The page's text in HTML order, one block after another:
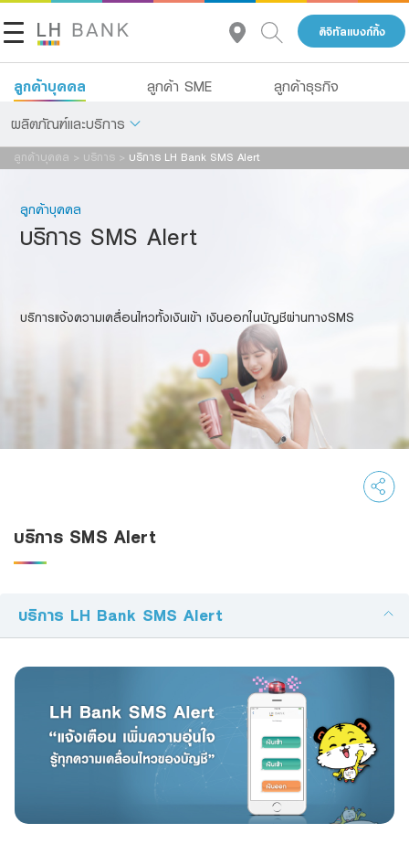
ดิจิทัลแบงก์กิ้ง
ลูกค้าบุคคล ลูกค้า SME ลูกค้าธุรกิจ
ผลิตภัณฑ์และบริการ
เกี่ยวกับเรา
นักลงทุนสัมพันธ์
กลุ่มธุรกิจทางการเงินแลนด์ แอนด์ เฮ้าส์
EN
ดิจิทัลแบงก์กิ้ง
Family Banking
ลูกค้าบุคคล > บริการ > บริการ LH Bank SMS Alert
ลูกค้าบุคคล
บริการ SMS Alert
บริการแจ้งความเคลื่อนไหวทั้งเงินเข้า เงินออกในบัญชีผ่านทางSMS
บริการ SMS Alert
บริการ LH Bank SMS Alert